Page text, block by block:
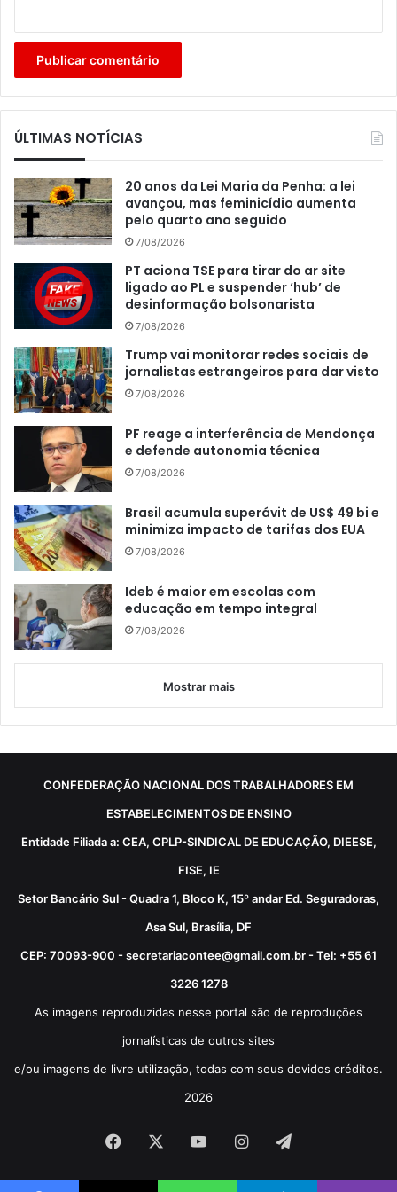
ÚLTIMAS NOTÍCIAS
20 anos da Lei Maria da Penha: a lei
avançou, mas feminicídio aumenta
pelo quarto ano seguido
7/08/2026
PT aciona TSE para tirar do ar site
ligado ao PL e suspender ‘hub’ de
desinformação bolsonarista
7/08/2026
Trump vai monitorar redes sociais de
jornalistas estrangeiros para dar visto
7/08/2026
PF reage a interferência de Mendonça
e defende autonomia técnica
7/08/2026
Brasil acumula superávit de US$ 49 bi e
minimiza impacto de tarifas dos EUA
7/08/2026
Ideb é maior em escolas com
educação em tempo integral
7/08/2026
Mostrar mais
CONFEDERAÇÃO NACIONAL DOS TRABALHADORES EM
ESTABELECIMENTOS DE ENSINO
Entidade Filiada a: CEA, CPLP-SINDICAL DE EDUCAÇÃO, DIEESE,
FISE, IE
Setor Bancário Sul - Quadra 1, Bloco K, 15º andar Ed. Seguradoras,
Asa Sul, Brasília, DF
CEP: 70093-900 - secretariacontee@gmail.com.br - Tel: +55 61
3226 1278
As imagens reproduzidas nesse portal são de reproduções
jornalísticas de outros sites
e/ou imagens de livre utilização, todas com seus devidos créditos.
2026
Facebook YouTubeInstagram